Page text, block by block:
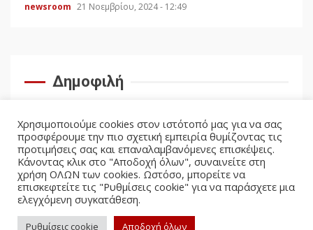
newsroom 21 Νοεμβρίου, 2024 - 12:49
Δημοφιλή
Χρησιμοποιούμε cookies στον ιστότοπό μας για να σας
προσφέρουμε την πιο σχετική εμπειρία θυμίζοντας τις
προτιμήσεις σας και επαναλαμβανόμενες επισκέψεις.
Κάνοντας κλικ στο "Αποδοχή όλων", συναινείτε στη
χρήση ΟΛΩΝ των cookies. Ωστόσο, μπορείτε να
επισκεφτείτε τις "Ρυθμίσεις cookie" για να παράσχετε μια
ελεγχόμενη συγκατάθεση.
Ρυθμίσεις cookie Αποδοχή όλων